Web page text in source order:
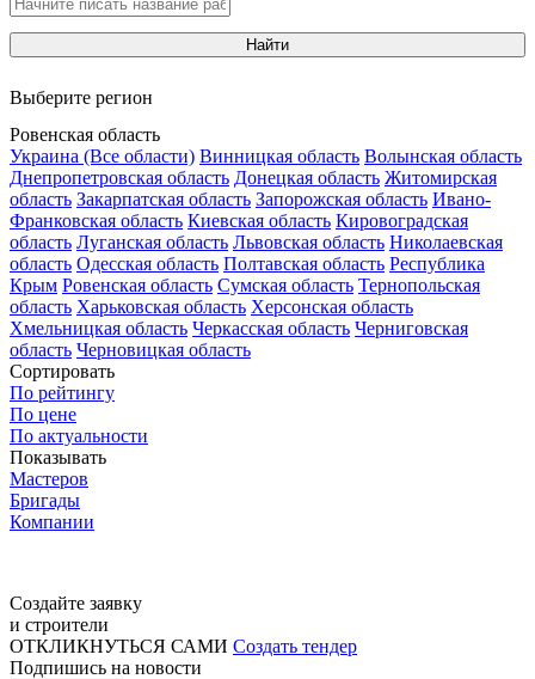
Найти
Выберите регион
Ровенская область
Украина (Все области) Винницкая область Волынская область
Днепропетровская область Донецкая область Житомирская
область Закарпатская область Запорожская область Ивано-
Франковская область Киевская область Кировоградская
область Луганская область Львовская область Николаевская
область Одесская область Полтавская область Республика
Крым Ровенская область Сумская область Тернопольская
область Харьковская область Херсонская область
Хмельницкая область Черкасская область Черниговская
область Черновицкая область
Сортировать
По рейтингу
По цене
По актуальности
Показывать
Мастеров
Бригады
Компании
Создайте заявку
и строители
ОТКЛИКНУТЬСЯ САМИ Создать тендер
Подпишись на новости